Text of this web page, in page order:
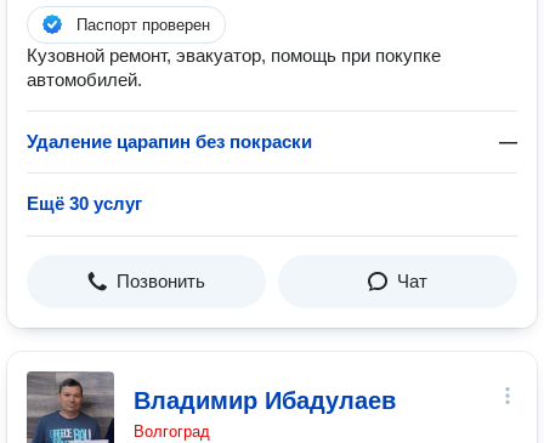
Паспорт проверен
Кузовной ремонт, эвакуатор, помощь при покупке
автомобилей.
Удаление царапин без покраски —
Ещё 30 услуг
Позвонить Чат
Владимир Ибадулаев
Волгоград